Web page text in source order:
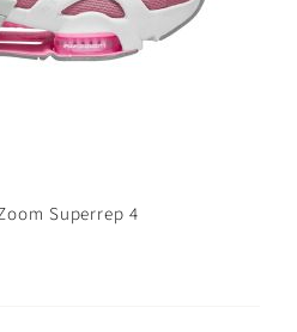
Superrep 4